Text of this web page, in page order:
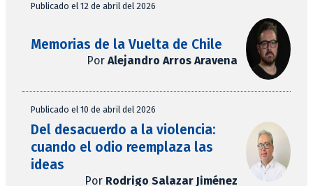
Publicado el 12 de abril del 2026
Memorias de la Vuelta de Chile
Por Alejandro Arros Aravena
Publicado el 10 de abril del 2026
Del desacuerdo a la violencia:
cuando el odio reemplaza las
ideas
Por Rodrigo Salazar Jiménez